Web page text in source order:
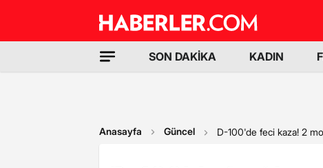
SON DAKİKA KADIN
Anasayfa Güncel D-100'de feci kaza! 2